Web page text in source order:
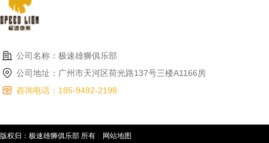
公司名称：极速雄狮俱乐部
公司地址：广州市天河区荷光路137号三楼A1166房
咨询电话：185-9492-2198
版权归：极速雄狮俱乐部 所有 网站地图